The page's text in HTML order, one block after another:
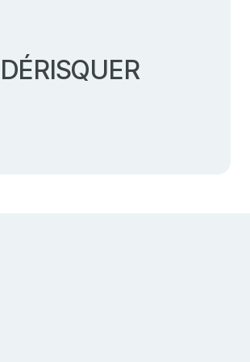
DÉRISQUER
l’ensemble des prestations RH.